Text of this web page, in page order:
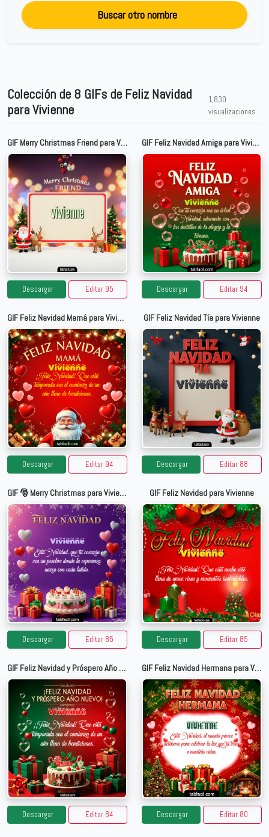
Buscar otro nombre
Colección de 8 GIFs de Feliz Navidad
para Vivienne
1,830
visualizaciones
GIF Merry Christmas Friend para Vivienne
Descargar Editar 95
GIF Feliz Navidad Amiga para Vivienne
Descargar Editar 94
GIF Feliz Navidad Mamá para Vivienne
Descargar Editar 94
GIF Feliz Navidad Tía para Vivienne
Descargar Editar 88
GIF 🎅 Merry Christmas para Vivienne
Descargar Editar 85
GIF Feliz Navidad para Vivienne
Descargar Editar 85
GIF Feliz Navidad y Próspero Año Nuevo para Vivienne
Descargar Editar 84
GIF Feliz Navidad Hermana para Vivienne
Descargar Editar 80